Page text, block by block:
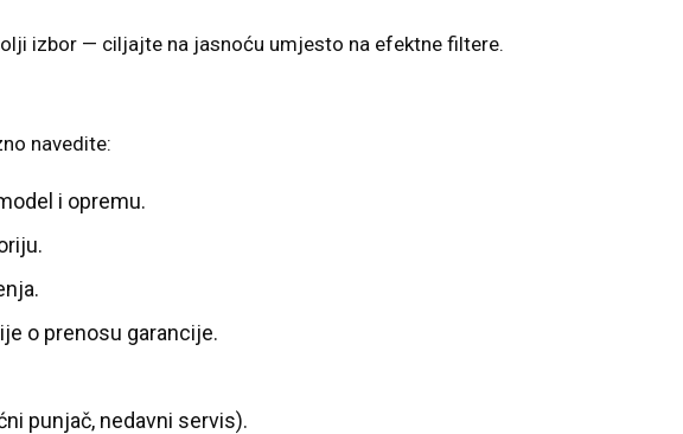
izbor — ciljajte na jasnoću umjesto na efektne filtere.
navedite:
i opremu.
o prenosu garancije.
punjač, nedavni servis).